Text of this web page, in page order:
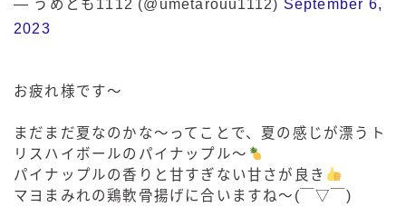
— うめとも1112 (@umetarouu1112) September 6,
2023
お疲れ様です〜
まだまだ夏なのかな〜ってことで、夏の感じが漂うト
リスハイボールのパイナップル〜
パイナップルの香りと甘すぎない甘さが良き
マヨまみれの鶏軟骨揚げに合いますね～(￣▽￣)